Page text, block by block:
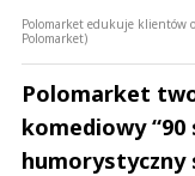
Polomarket edukuje klientów
Polomarket)
Polomarket
komediowy
humorystyczny